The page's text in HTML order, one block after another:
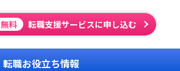
無料 転職支援サービスに申し込む
転職お役立ち情報